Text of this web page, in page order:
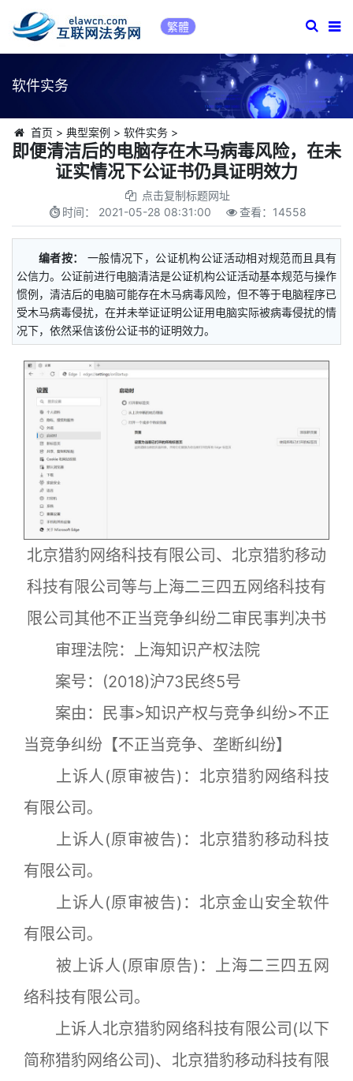
繁體
软件实务
首页 > 典型案例 > 软件实务>
即便清洁后的电脑存在木马病毒风险，在未
证实情况下公证书仍具证明效力
点击复制标题网址
时间： 2021-05-28 08:31:00 查看： 14558
编者按：
一般情况下，公证机构公证活动相对规范而且具有
公信力。公证前进行电脑清洁是公证机构公证活动基本规范与操作
惯例，清洁后的电脑可能存在木马病毒风险，但不等于电脑程序已
受木马病毒侵扰，在并未举证证明公证用电脑实际被病毒侵扰的情
况下，依然采信该份公证书的证明效力。
北京猎豹网络科技有限公司、北京猎豹移动
科技有限公司等与上海二三四五网络科技有
限公司其他不正当竞争纠纷二审民事判决书
审理法院：上海知识产权法院
案号：(2018)沪73民终5号
案由：民事>知识产权与竞争纠纷>不正
当竞争纠纷【不正当竞争、垄断纠纷】
上诉人(原审被告)：北京猎豹网络科技
有限公司。
上诉人(原审被告)：北京猎豹移动科技
有限公司。
上诉人(原审被告)：北京金山安全软件
有限公司。
被上诉人(原审原告)：上海二三四五网
络科技有限公司。
上诉人北京猎豹网络科技有限公司(以下
简称猎豹网络公司)、北京猎豹移动科技有限